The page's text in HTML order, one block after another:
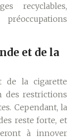
recyclables,
et de la
de la cigarette
des restrictions
Cependant, la
reste forte, et
à innover